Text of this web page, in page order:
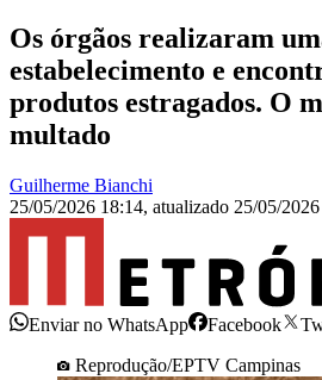
Os órgãos realizaram
estabelecimento e
produtos estragados. O
multado
Guilherme Bianchi
25/05/2026 18:14, atualizado 25/05/
Enviar no WhatsApp Facebook
Reprodução/EPTV Campinas